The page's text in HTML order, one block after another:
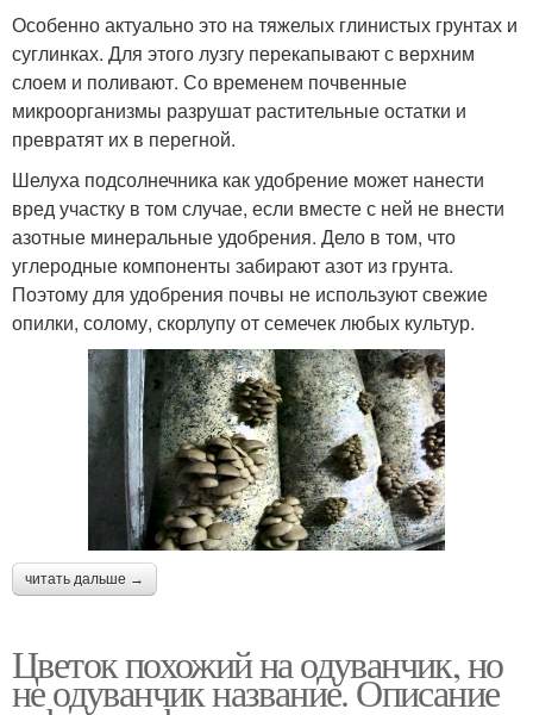
Особенно актуально это на тяжелых глинистых грунтах и
суглинках. Для этого лузгу перекапывают с верхним
слоем и поливают. Со временем почвенные
микроорганизмы разрушат растительные остатки и
превратят их в перегной.
Шелуха подсолнечника как удобрение может нанести
вред участку в том случае, если вместе с ней не внести
азотные минеральные удобрения. Дело в том, что
углеродные компоненты забирают азот из грунта.
Поэтому для удобрения почвы не используют свежие
опилки, солому, скорлупу от семечек любых культур.
читать дальше →
Цветок похожий на одуванчик, но
не одуванчик название. Описание